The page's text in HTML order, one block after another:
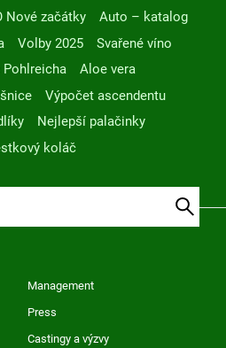
Nové začátky
Auto – katalog
Volby 2025
Svařené víno
Pohlreicha
Aloe vera
Výpočet ascendentu
Nejlepší palačinky
koláč
Management
Press
Castingy a výzvy